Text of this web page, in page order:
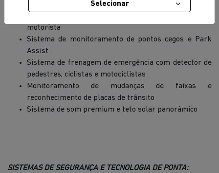
Central multimídia de 10,1" com navegação GPS
motorista
Sistema de monitoramento de pontos cegos e Park
Assist
Sistema de frenagem de emergência com detector de
pedestres, ciclistas e motociclistas
Monitoramento de mudanças de faixas e
reconhecimento de placas de trânsito
Sistema de som premium e teto solar panorâmico
SISTEMAS DE SEGURANÇA E TECNOLOGIA DE PONTA:
Selecionar